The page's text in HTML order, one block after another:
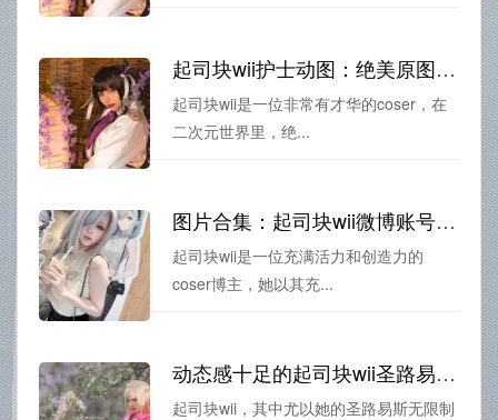
起司块wii护士动图：绝美原图分享，瞬间点燃您的心灵
起司块wii是一位非常有才华的coser，在
二次元世界里，绝...
图片合集：起司块wii微博账号美图分享
起司块wii是一位充满活力和创造力的
coser博主，她以其充...
动态感十足的起司块wii圣路易斯无限制图片，奇妙观赏
起司块wii，其中尤以她的圣路易斯无限制